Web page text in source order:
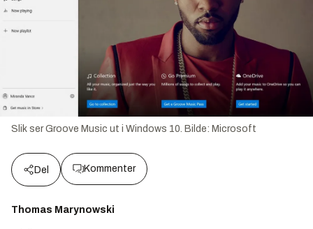
Slik ser Groove Music ut i Windows 10. Bilde: Microsoft
Del Kommenter
Thomas Marynowski